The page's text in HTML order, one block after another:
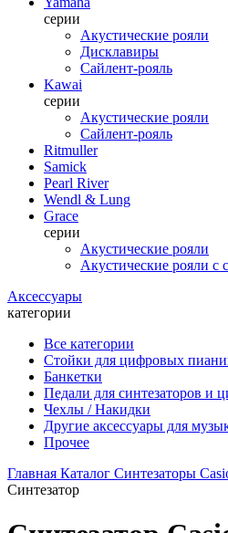
серии
Акустические рояли
Дисклавиры
Сайлент-рояль
Kawai
серии
Акустические рояли
Сайлент-рояль
Ritmuller
Samick
Pearl River
Wendl & Lung
Grace
серии
Акустические рояли
Акустические рояли с
Аксессуары
категории
Все категории
Стойки для цифровых
Банкетки
Педали для синтезаторов и
Чехлы / Накидки
Другие аксессуары для
Прочее
Главная Каталог Синтезаторы
Синтезатор